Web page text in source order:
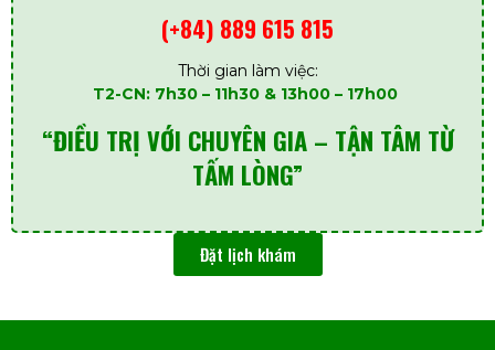
(+84) 889 615 815
Thời gian làm việc:
T2-CN: 7h30 – 11h30 & 13h00 – 17h00
“ĐIỀU TRỊ VỚI CHUYÊN GIA – TẬN TÂM TỪ
TẤM LÒNG”
Đặt lịch khám